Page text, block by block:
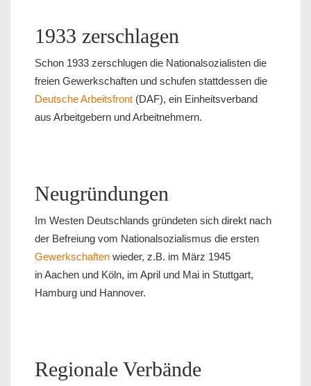
1933 zerschlagen
Schon 1933 zerschlugen die Nationalsozialisten die
freien Gewerkschaften und schufen stattdessen die
Deutsche Arbeitsfront (DAF), ein Einheitsverband
aus Arbeitgebern und Arbeitnehmern.
Neugründungen
Im Westen Deutschlands gründeten sich direkt nach
der Befreiung vom Nationalsozialismus die ersten
Gewerkschaften wieder, z.B. im März 1945
in Aachen und Köln, im April und Mai in Stuttgart,
Hamburg und Hannover.
Regionale Verbände